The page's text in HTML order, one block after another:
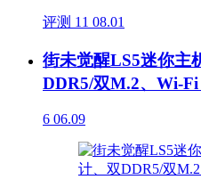
评测 11 08.01
街未觉醒LS5迷你主
DDR5/双M.2、Wi-Fi
6 06.09